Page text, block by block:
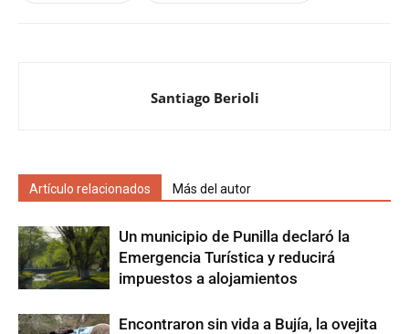
Santiago Berioli
Artículo relacionados Más del autor
Un municipio de Punilla declaró la
Emergencia Turística y reducirá
impuestos a alojamientos
Encontraron sin vida a Bujía, la ovejita